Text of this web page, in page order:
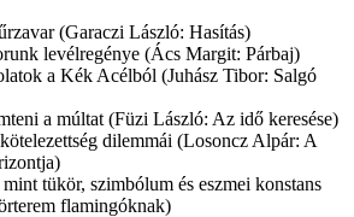
(Garaczi László: Hasítás)
levélregénye (Ács Margit: Párbaj)
a Kék Acélból (Juhász Tibor: Salgó
a múltat (Füzi László: Az idő keresése)
dilemmái (Losoncz Alpár: A
tükör, szimbólum és eszmei konstans
flamingóknak)